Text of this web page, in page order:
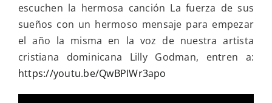
escuchen la hermosa canción La fuerza de sus
sueños con un hermoso mensaje para empezar
el año la misma en la voz de nuestra artista
cristiana dominicana Lilly Godman, entren a:
https://youtu.be/QwBPIWr3apo